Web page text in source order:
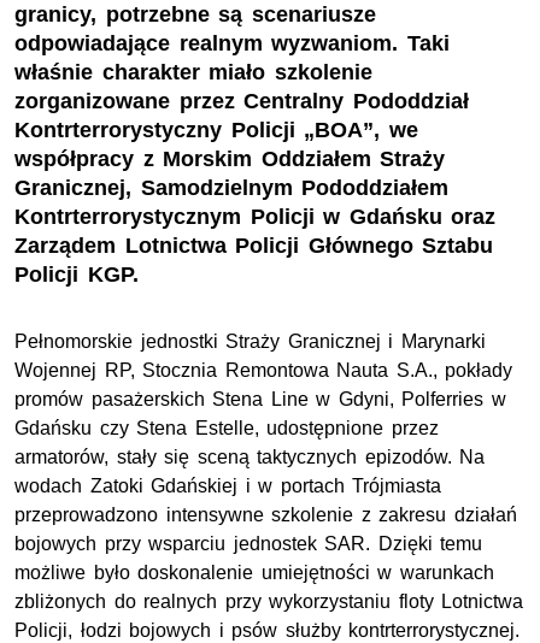
granicy, potrzebne są scenariusze
odpowiadające realnym wyzwaniom. Taki
właśnie charakter miało szkolenie
zorganizowane przez Centralny Pododdział
Kontrterrorystyczny Policji „BOA”, we
współpracy z Morskim Oddziałem Straży
Granicznej, Samodzielnym Pododdziałem
Kontrterrorystycznym Policji w Gdańsku oraz
Zarządem Lotnictwa Policji Głównego Sztabu
Policji KGP.
Pełnomorskie jednostki Straży Granicznej i Marynarki
Wojennej RP, Stocznia Remontowa Nauta S.A., pokłady
promów pasażerskich Stena Line w Gdyni, Polferries w
Gdańsku czy Stena Estelle, udostępnione przez
armatorów, stały się sceną taktycznych epizodów. Na
wodach Zatoki Gdańskiej i w portach Trójmiasta
przeprowadzono intensywne szkolenie z zakresu działań
bojowych przy wsparciu jednostek SAR. Dzięki temu
możliwe było doskonalenie umiejętności w warunkach
zbliżonych do realnych przy wykorzystaniu floty Lotnictwa
Policji, łodzi bojowych i psów służby kontrterrorystycznej.